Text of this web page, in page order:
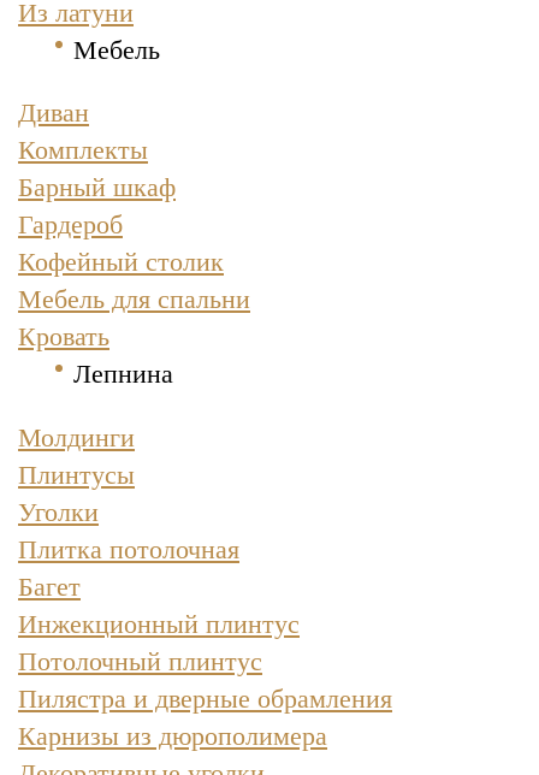
Из латуни
Мебель
Диван
Комплекты
Барный шкаф
Гардероб
Кофейный столик
Мебель для спальни
Кровать
Лепнина
Молдинги
Плинтусы
Уголки
Плитка потолочная
Багет
Инжекционный плинтус
Потолочный плинтус
Пилястра и дверные обрамления
Карнизы из дюрополимера